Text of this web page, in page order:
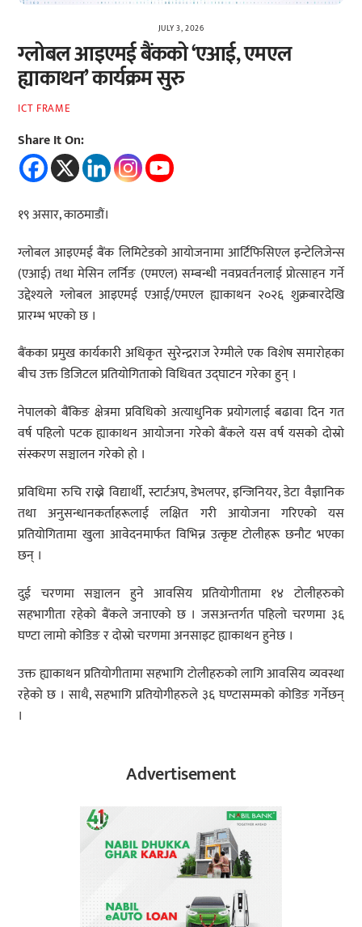
JULY 3, 2026
ग्लोबल आइएमई बैंकको ‘एआई, एमएल
ह्याकाथन’ कार्यक्रम सुरु
ICT FRAME
Share It On:
१९ असार, काठमाडौं।
ग्लोबल आइएमई बैंक लिमिटेडको आयोजनामा आर्टिफिसिएल इन्टेलिजेन्स
(एआई) तथा मेसिन लर्निङ (एमएल) सम्बन्धी नवप्रवर्तनलाई प्रोत्साहन गर्ने
उद्देश्यले ग्लोबल आइएमई एआई/एमएल ह्याकाथन २०२६ शुक्रबारदेखि
प्रारम्भ भएको छ ।
बैंकका प्रमुख कार्यकारी अधिकृत सुरेन्द्रराज रेग्मीले एक विशेष समारोहका
बीच उक्त डिजिटल प्रतियोगिताको विधिवत उद्घाटन गरेका हुन् ।
नेपालको बैंकिङ क्षेत्रमा प्रविधिको अत्याधुनिक प्रयोगलाई बढावा दिन गत
वर्ष पहिलो पटक ह्याकाथन आयोजना गरेको बैंकले यस वर्ष यसको दोस्रो
संस्करण सञ्चालन गरेको हो ।
प्रविधिमा रुचि राख्ने विद्यार्थी, स्टार्टअप, डेभलपर, इन्जिनियर, डेटा वैज्ञानिक
तथा अनुसन्धानकर्ताहरूलाई लक्षित गरी आयोजना गरिएको यस
प्रतियोगितामा खुला आवेदनमार्फत विभिन्न उत्कृष्ट टोलीहरू छनौट भएका
छन् ।
दुई चरणमा सञ्चालन हुने आवसिय प्रतियोगीतामा १४ टोलीहरुको
सहभागीता रहेको बैंकले जनाएको छ । जसअन्तर्गत पहिलो चरणमा ३६
घण्टा लामो कोडिङ र दोस्रो चरणमा अनसाइट ह्याकाथन हुनेछ ।
उक्त ह्याकाथन प्रतियोगीतामा सहभागि टोलीहरुको लागि आवसिय व्यवस्था
रहेको छ । साथै, सहभागि प्रतियोगीहरुले ३६ घण्टासम्मको कोडिङ गर्नेछन्
।
Advertisement